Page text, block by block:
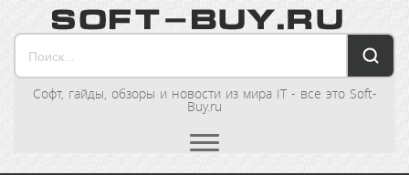
Софт, гайды, обзоры и новости из мира IT - все это Soft-
Buy.ru